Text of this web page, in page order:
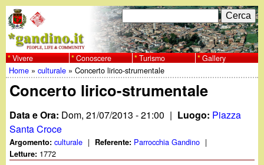
al
contenuto
principale
w
w
w
.
F
o
r
m
d
i
C
e
r
c
a
Vivere Conoscere Turismo Gallery
Tu
sei
qui
Home »culturale »Concerto lirico-strumentale
Concerto lirico-strumentale
Data e Ora: Dom, 21/07/2013 - 21:00 | Luogo: Piazza
Santa Croce
Argomento:culturale | Referente: Parrocchia Gandino |
Letture: 1772